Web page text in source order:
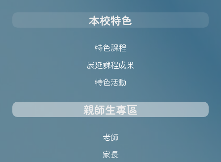
本校特色
特色課程
展延課程成果
特色活動
親師生專區
老師
家長